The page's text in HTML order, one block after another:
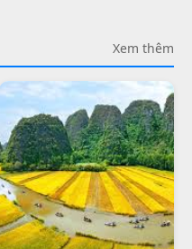
Xem thêm